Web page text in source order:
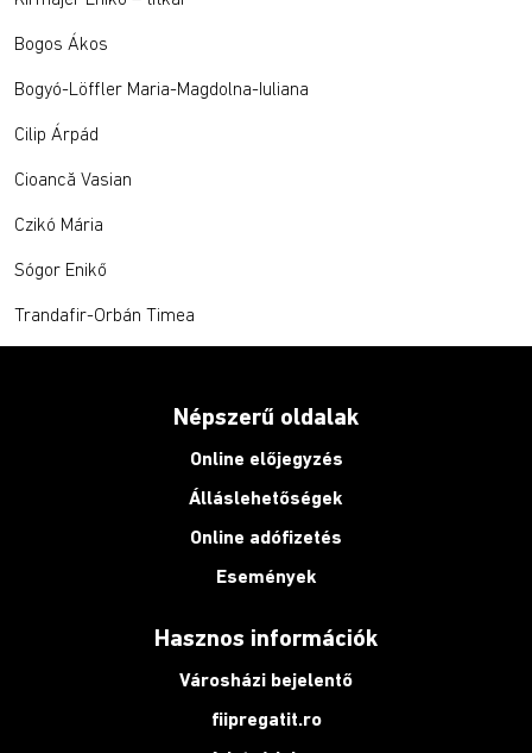
Bogos Ákos
Bogyó-Löffler Maria-Magdolna-Iuliana
Cilip Árpád
Cioancă Vasian
Czikó Mária
Sógor Enikő
Trandafir-Orbán Timea
Népszerű oldalak
Online előjegyzés
Álláslehetőségek
Online adófizetés
Események
Hasznos információk
Városházi bejelentő
fiipregatit.ro